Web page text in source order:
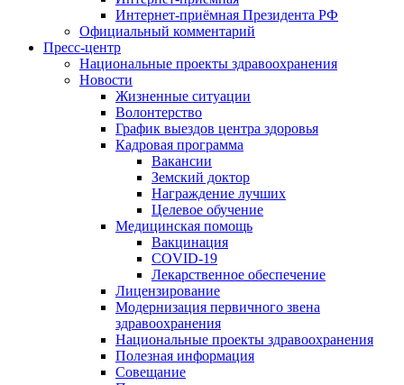
Интернет-приёмная Президента РФ
Официальный комментарий
Пресс-центр
Национальные проекты здравоохранения
Новости
Жизненные ситуации
Волонтерство
График выездов центра здоровья
Кадровая программа
Вакансии
Земский доктор
Награждение лучших
Целевое обучение
Медицинская помощь
Вакцинация
COVID-19
Лекарственное обеспечение
Лицензирование
Модернизация первичного звена
здравоохранения
Национальные проекты здравоохранения
Полезная информация
Совещание